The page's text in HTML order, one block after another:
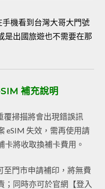
機看到台灣大哥大門號
是出國旅遊也不需要在那
補充說明
覆掃描將會出現錯誤訊
eSIM 失效，需再使用請
卡將收取換補卡費用。
至門市申請補印，將無費
；同時亦可於官網【登入